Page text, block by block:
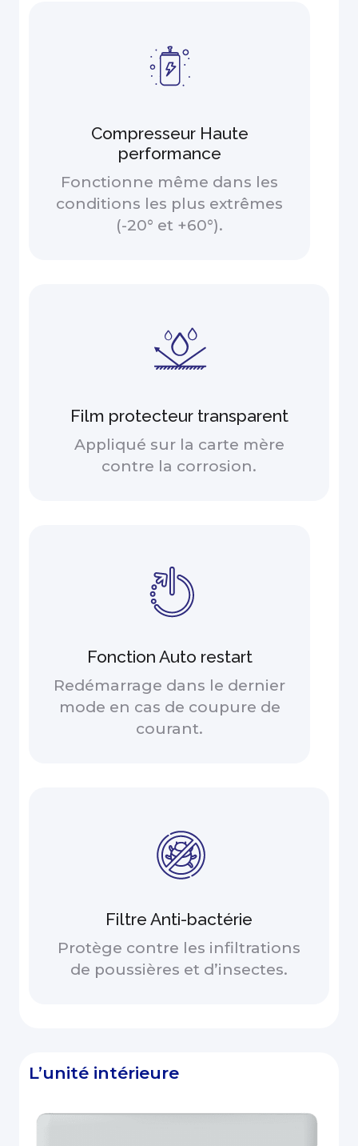
Compresseur Haute
performance
Fonctionne même dans les
conditions les plus extrêmes
(-20° et +60°).
Film protecteur transparent
Appliqué sur la carte mère
contre la corrosion.
Fonction Auto restart
Redémarrage dans le dernier
mode en cas de coupure de
courant.
Filtre Anti-bactérie
Protège contre les infiltrations
de poussières et d’insectes.
L’unité intérieure